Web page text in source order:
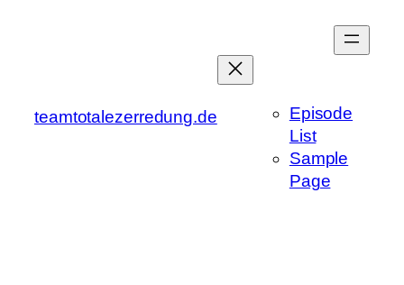
teamtotalezerredung.de
Episode
List
Sample
Page